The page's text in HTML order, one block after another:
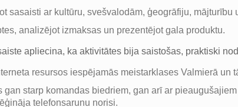
sasaisti ar kultūru, svešvalodām, ģeogrāfiju, mājturību
analizējot izmaksas un prezentējot gala produktu.
apliecina, ka aktivitātes bija saistošas, praktiski
resursos iespējamās meistarklases Valmierā un
starp komandas biedriem, gan arī ar
telefonsarunu norisi.